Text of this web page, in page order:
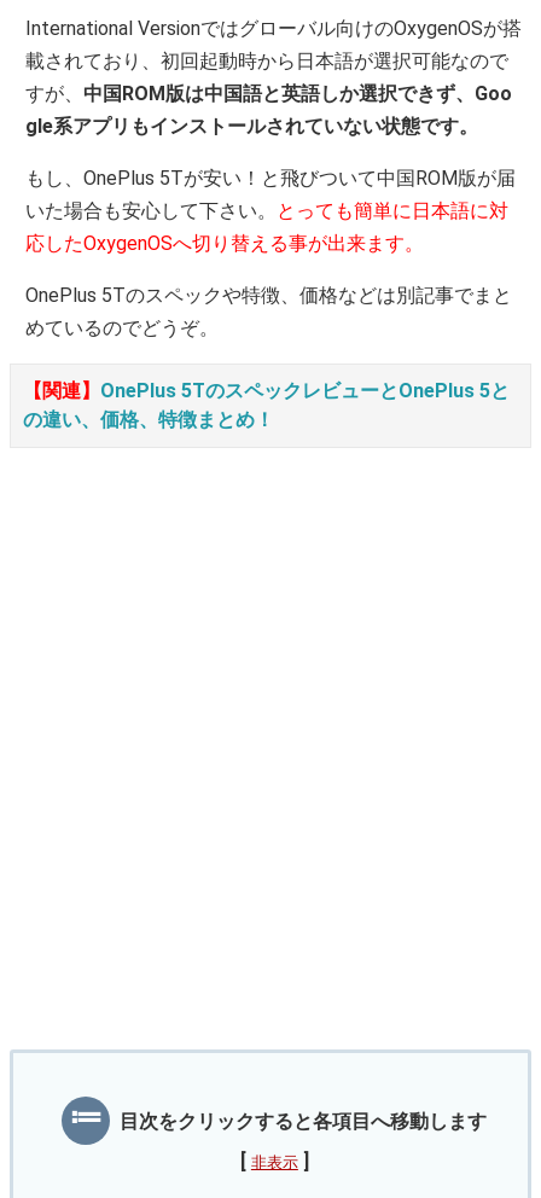
International Versionではグローバル向けのOxygenOSが搭
載されており、初回起動時から日本語が選択可能なので
すが、 中国ROM版は中国語と英語しか選択できず、Goo
gle系アプリもインストールされていない状態です。
もし、OnePlus 5Tが安い！と飛びついて中国ROM版が届
いた場合も安心して下さい。 とっても簡単に日本語に対
応したOxygenOSへ切り替える事が出来ます。
OnePlus 5Tのスペックや特徴、価格などは別記事でまと
めているのでどうぞ。
【関連】 OnePlus 5TのスペックレビューとOnePlus 5と
の違い、価格、特徴まとめ！
目次をクリックすると各項目へ移動します
[ 非表示 ]